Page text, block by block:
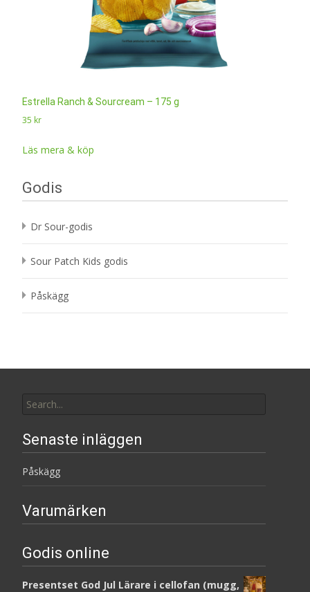
Estrella Ranch & Sourcream – 175 g
35 kr
Läs mera & köp
Godis
Dr Sour-godis
Sour Patch Kids godis
Påskägg
for:
Senaste inläggen
Påskägg
Varumärken
Godis online
Presentset God Jul Lärare i cellofan (mugg,